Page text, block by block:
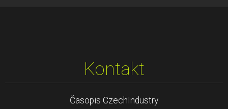
Kontakt
Časopis CzechIndustry